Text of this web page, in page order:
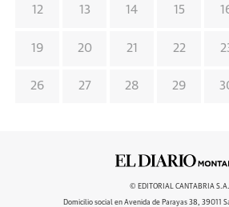
12 13 14 15
19 20 21 22
26 27 28 29
© EDITORIAL CANTABRIA S.A.
Domicilio social en Avenida de Parayas 38, 39011